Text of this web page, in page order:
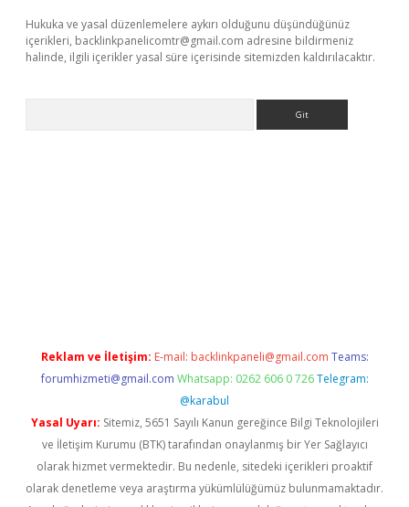
Hukuka ve yasal düzenlemelere aykırı olduğunu düşündüğünüz
içerikleri, backlinkpanelicomtr@gmail.com adresine bildirmeniz
halinde, ilgili içerikler yasal süre içerisinde sitemizden kaldırılacaktır.
Reklam ve İletişim: E-mail: backlinkpaneli@gmail.com Teams:
forumhizmeti@gmail.com Whatsapp: 0262 606 0 726 Telegram:
@karabul
Yasal Uyarı: Sitemiz, 5651 Sayılı Kanun gereğince Bilgi Teknolojileri
ve İletişim Kurumu (BTK) tarafından onaylanmış bir Yer Sağlayıcı
olarak hizmet vermektedir. Bu nedenle, sitedeki içerikleri proaktif
olarak denetleme veya araştırma yükümlülüğümüz bulunmamaktadır.